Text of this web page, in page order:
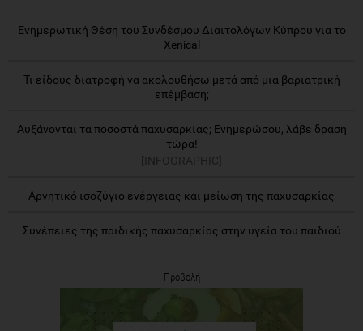
Eνημερωτική Θέση του Συνδέσμου Διαιτολόγων Κύπρου για το
Xenical
Τι είδους διατροφή να ακολουθήσω μετά από μια βαριατρική
επέμβαση;
Αυξάνονται τα ποσοστά παχυσαρκίας; Ενημερώσου, λάβε δράση
τώρα!
[INFOGRAPHIC]
Aρνητικό ισοζύγιο ενέργειας και μείωση της παχυσαρκίας
Συνέπειες της παιδικής παχυσαρκίας στην υγεία του παιδιού
Προβολή